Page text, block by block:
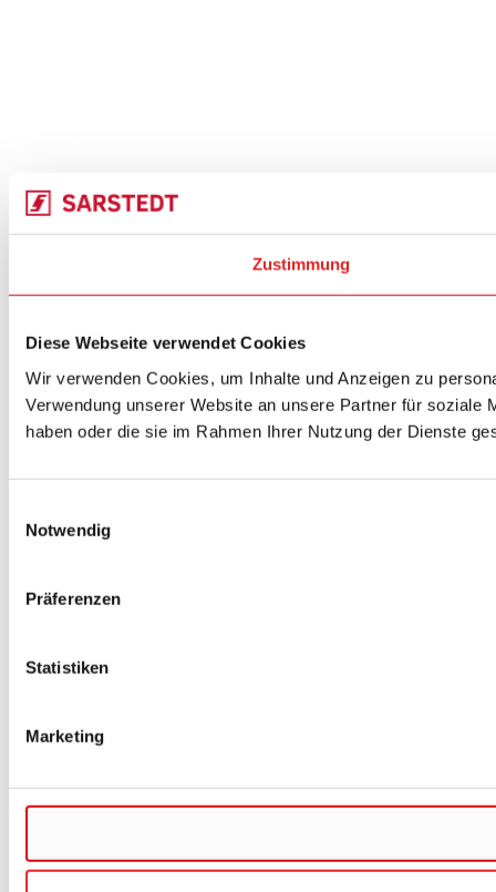
Zustimmung
Diese Webseite verwendet Cookies
Wir verwenden Cookies, um Inhalte und Anzeigen zu
Verwendung unserer Website an unsere Partner für soziale
haben oder die sie im Rahmen Ihrer Nutzung der Dienste
Notwendig
Präferenzen
Statistiken
Marketing